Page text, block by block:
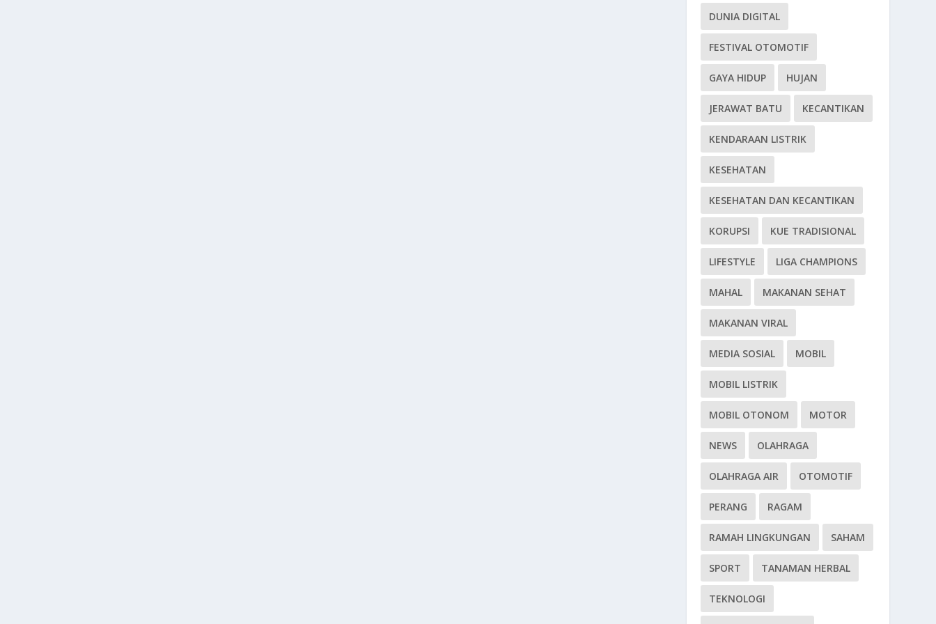
DUNIA DIGITAL
FESTIVAL OTOMOTIF
GAYA HIDUP HUJAN
JERAWAT BATU KECANTIKAN
KENDARAAN LISTRIK
KESEHATAN
KESEHATAN DAN KECANTIKAN
KORUPSI KUE TRADISIONAL
LIFESTYLE LIGA CHAMPIONS
MAHAL MAKANAN SEHAT
MAKANAN VIRAL
MEDIA SOSIAL MOBIL
MOBIL LISTRIK
MOBIL OTONOM MOTOR
NEWS OLAHRAGA
OLAHRAGA AIR OTOMOTIF
PERANG RAGAM
RAMAH LINGKUNGAN SAHAM
SPORT TANAMAN HERBAL
TEKNOLOGI